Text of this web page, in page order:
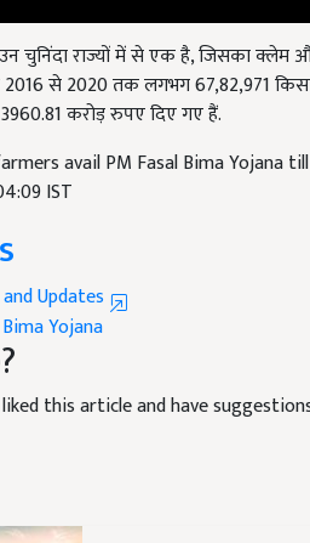
चुनिंदा राज्यों में से एक है, जिसका क्लेम और
से 2020 तक लगभग 67,82,971
करोड़ रुपए दिए गए हैं.
avail PM Fasal Bima Yojana till
IST
Updates
Yojana
this article and have